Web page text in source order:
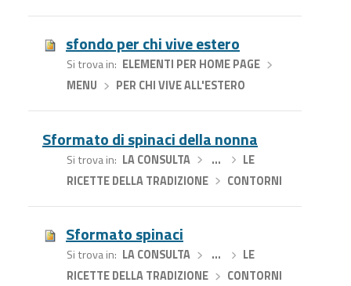
sfondo per chi vive estero
Si trova in ELEMENTI PER HOME PAGE›
MENU
PER CHI VIVE ALL'ESTERO
Sformato di spinaci della nonna
Si trova in LA CONSULTA› …
LE
RICETTE DELLA TRADIZIONE› CONTORNI
Sformato spinaci
Si trova in LA CONSULTA› …
LE
RICETTE DELLA TRADIZIONE› CONTORNI